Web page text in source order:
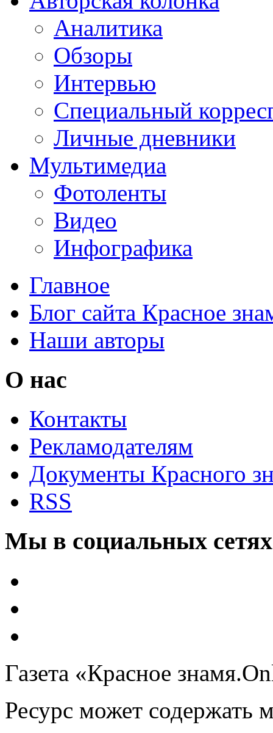
Аналитика
Обзоры
Интервью
Специальный
Личные дневники
Мультимедиа
Фотоленты
Видео
Инфографика
Главное
Блог сайта Красное
Наши авторы
О нас
Контакты
Рекламодателям
Документы Красного
RSS
Мы в социальных сетях
Газета «Красное
Ресурс может содержать